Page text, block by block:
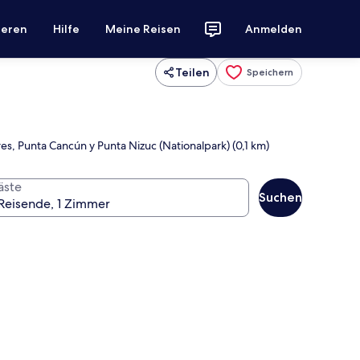
Hilfe Meine Reisen Anmelden
Teilen Speichern
Punta Cancún y Punta Nizuc (Nationalpark) (0,1 km)
Suchen